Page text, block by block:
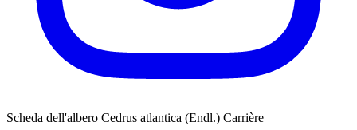
Scheda dell'albero Cedrus atlantica (Endl.) Carrière